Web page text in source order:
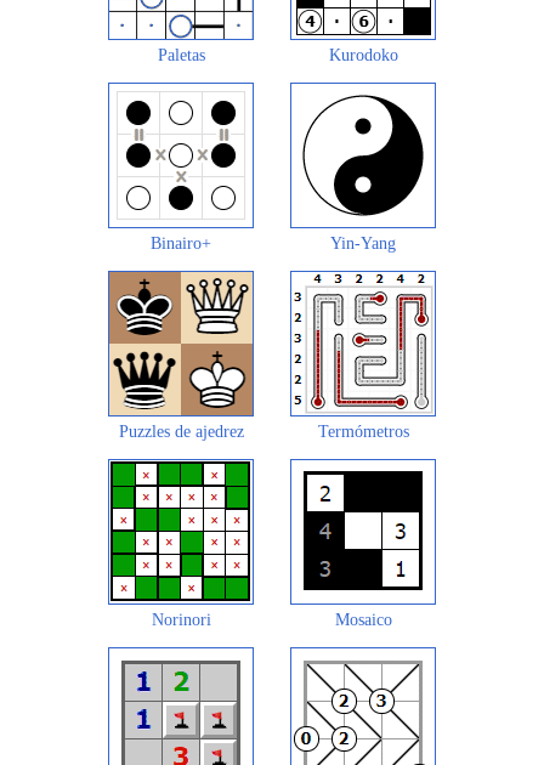
Paletas Kurodoko
Binairo+ Yin-Yang
Puzzles de ajedrez Termómetros
Norinori Mosaico